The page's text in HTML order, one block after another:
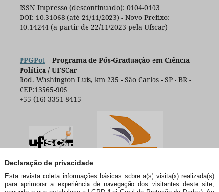
Declaração de privacidade
Esta revista coleta informações básicas sobre a(s) visita(s) realizada(s)
para aprimorar a experiência de navegação dos visitantes deste site,
ISSN Impresso (descontinuado): 0104-0103
DOI: 10.31068 (até 21/11/2023) - Novo Prefixo:
10.14244 (a partir de 22/11/2023 pela Ufscar)
PPGPol– Programa de Pós-Graduação em Ciência
Política / UFSCar
Rod. Washington Luís, km 235 - São Carlos - SP - BR -
CEP:13565-905
+55 (16) 3351-8415